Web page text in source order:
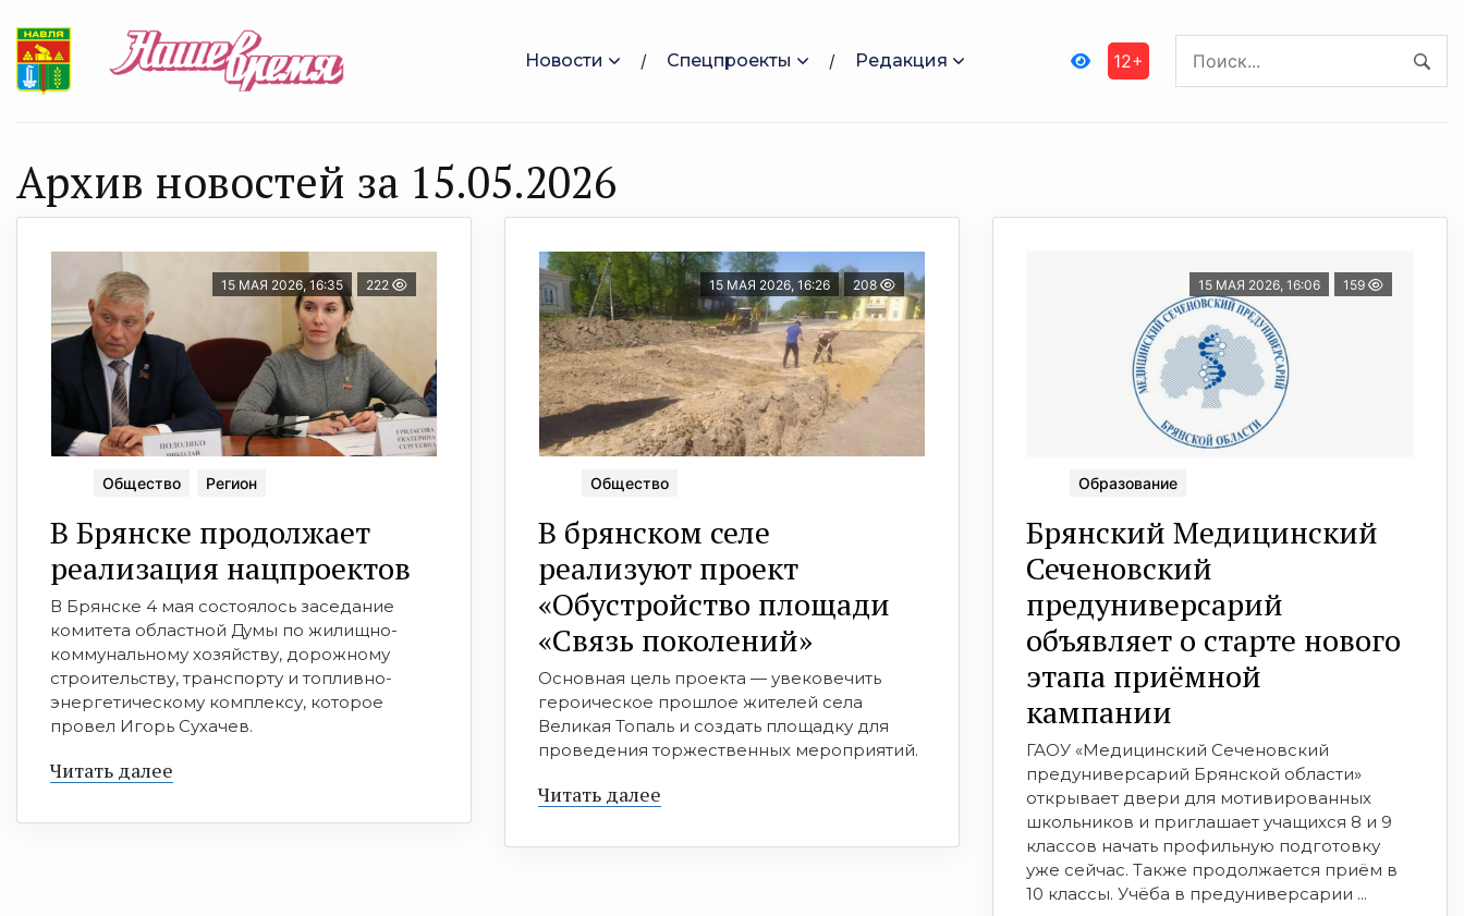
Новости Спецпроекты Редакция 12+
Архив новостей за 15.05.2026
15 МАЯ 2026, 16:35 222
Общество Регион
В Брянске продолжает
реализация нацпроектов
В Брянске 4 мая состоялось заседание
комитета областной Думы по жилищно-
коммунальному хозяйству, дорожному
строительству, транспорту и топливно-
энергетическому комплексу, которое
провел Игорь Сухачев.
Читать далее
15 МАЯ 2026, 16:26 208
Общество
В брянском селе
реализуют проект
«Обустройство площади
«Связь поколений»
Основная цель проекта — увековечить
героическое прошлое жителей села
Великая Топаль и создать площадку для
проведения торжественных мероприятий.
Читать далее
15 МАЯ 2026, 16:06 159
Образование
Брянский Медицинский
Сеченовский
предуниверсарий
объявляет о старте нового
этапа приёмной
кампании
ГАОУ «Медицинский Сеченовский
предуниверсарий Брянской области»
открывает двери для мотивированных
школьников и приглашает учащихся 8 и 9
классов начать профильную подготовку
уже сейчас. Также продолжается приём в
10 классы. Учёба в предуниверсарии ...